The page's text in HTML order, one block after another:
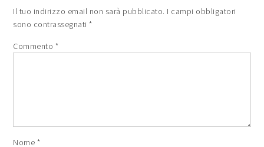
Il tuo indirizzo email non sarà pubblicato. I campi obbligatori
sono contrassegnati*
Commento *
Nome *